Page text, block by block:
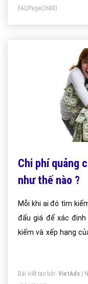
FAQPage(2688)
Chi phí quảng
như thế nào ?
Mỗi khi ai đó tìm
đấu giá để xác
kiếm và xếp hạng
Bài viết tạo bởi: VietAds |